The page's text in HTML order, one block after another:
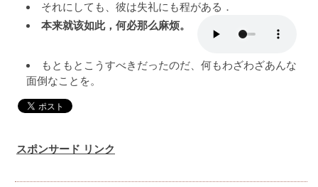
それにしても、彼は失礼にも程がある．
本来就该如此，何必那么麻烦。
もともとこうすべきだったのだ、何もわざわざあんな
面倒なことを。
スポンサード リンク